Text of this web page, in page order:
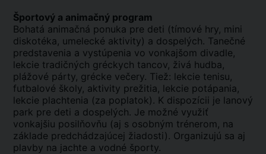
Športový a animačný program
Bohatá animačná ponuka pre deti (tímové hry, mini
diskotéka, umelecké aktivity) a dospelých. Tanečné
predstavenia a vystúpenia vo vonkajšom divadle,
lekcie tradičných gréckych tancov, živá hudba,
plážové párty, grécke večery. Tiež: lekcie tenisu,
futbalové školy, aktivity prežitia, lekcie potápania,
lekcie plachtenia (za poplatok). K dispozícii je lanový
park pre deti a dospelých. Je možné využiť
vonkajšiu posilňovňu (aj s osobným trénerom, na
základe predchádzajúcej žiadosti). Organizujú sa aj
plavby na jachte a vodné športy.